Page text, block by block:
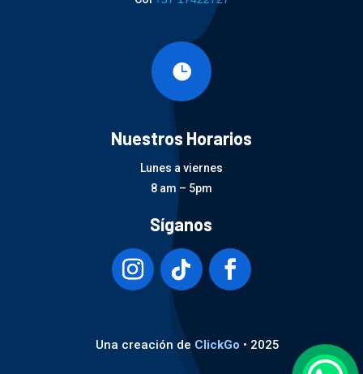

Nuestros Horarios
Lunes a viernes
8 am – 5pm
Síganos
Una creación de ClickGo • 2025